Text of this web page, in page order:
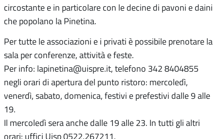
circostante e in particolare con le decine di pavoni e daini
che popolano la Pinetina.
Per tutte le associazioni e i privati è possibile prenotare la
sala per conferenze, attività e feste.
Per info: lapinetina@uispre.it, telefono 342 8404855
negli orari di apertura del punto ristoro: mercoledì,
venerdì, sabato, domenica, festivi e prefestivi dalle 9 alle
19.
Il mercoledì sera anche dalle 19 alle 23. In tutti gli altri
orari: uffici Uisp 0522.267211.